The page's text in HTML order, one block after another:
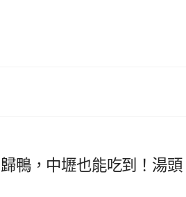
鴨，中壢也能吃到！湯頭